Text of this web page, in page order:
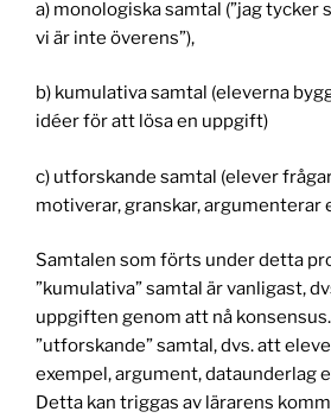
a) monologiska samtal (”jag tycker
vi är inte överens”),
b) kumulativa samtal (eleverna
idéer för att lösa en uppgift)
c) utforskande samtal (elever
motiverar, granskar, argumenterar
Samtalen som förts under detta
”kumulativa” samtal är vanligast,
uppgiften genom att nå
”utforskande” samtal, dvs. att
exempel, argument, dataunderlag
Detta kan triggas av lärarens